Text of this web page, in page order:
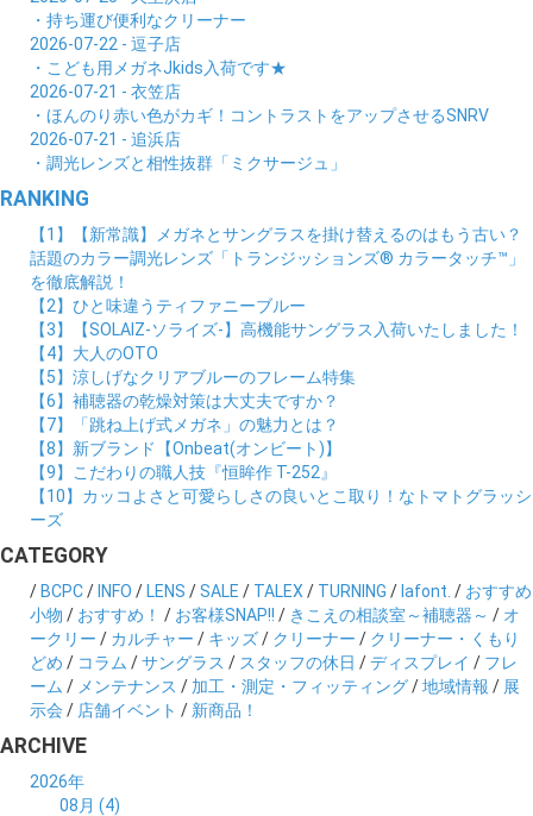
・持ち運び便利なクリーナー
2026-07-22 - 逗子店
・こども用メガネJkids入荷です★
2026-07-21 - 衣笠店
・ほんのり赤い色がカギ！コントラストをアップさせるSNRV
2026-07-21 - 追浜店
・調光レンズと相性抜群「ミクサージュ」
RANKING
【1】【新常識】メガネとサングラスを掛け替えるのはもう古い？
話題のカラー調光レンズ「トランジッションズ® カラータッチ™」
を徹底解説！
【2】ひと味違うティファニーブルー
【3】【SOLAIZ-ソライズ-】高機能サングラス入荷いたしました！
【4】大人のOTO
【5】涼しげなクリアブルーのフレーム特集
【6】補聴器の乾燥対策は大丈夫ですか？
【7】「跳ね上げ式メガネ」の魅力とは？
【8】新ブランド【Onbeat(オンビート)】
【9】こだわりの職人技『恒眸作 T-252』
【10】カッコよさと可愛らしさの良いとこ取り！なトマトグラッシ
ーズ
CATEGORY
/ BCPC/ INFO / LENS /SALE / TALEX / TURNING / lafont. / おすすめ
小物 / おすすめ！ / お客様SNAP!! / きこえの相談室～補聴器～ / オ
ークリー / カルチャー / キッズ/ クリーナー / クリーナー・くもり
どめ / コラム /サングラス / スタッフの休日 /ディスプレイ / フレ
ーム / メンテナンス / 加工・測定・フィッティング/地域情報 / 展
示会 / 店舗イベント / 新商品！
ARCHIVE
2026年
08月 (4)